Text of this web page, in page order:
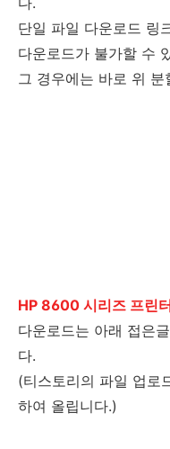
단일 파일 다운로드 링
다운로드가 불가할 수
그 경우에는 바로 위
HP 8600 시리즈 프린
다운로드는 아래 접은
다.
(티스토리의 파일 업로
하여 올립니다.)